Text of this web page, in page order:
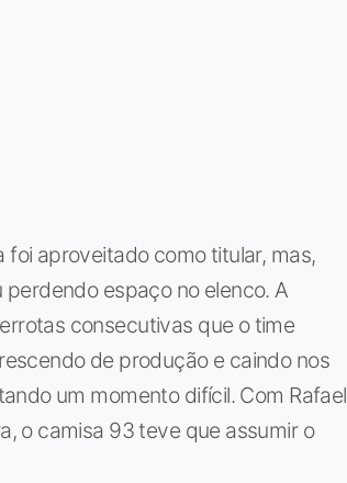
foi aproveitado como titular, mas,
espaço no elenco. A
consecutivas que o time
de produção e caindo nos
um momento difícil. Com Rafael
o camisa 93 teve que assumir o